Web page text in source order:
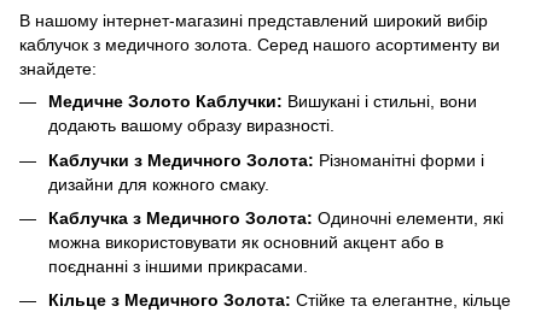
В нашому інтернет-магазині представлений широкий вибір
каблучок з медичного золота. Серед нашого асортименту ви
знайдете:
Медичне Золото Каблучки: Вишукані і стильні, вони
додають вашому образу виразності.
Каблучки з Медичного Золота: Різноманітні форми і
дизайни для кожного смаку.
Каблучка з Медичного Золота: Одиночні елементи, які
можна використовувати як основний акцент або в
поєднанні з іншими прикрасами.
Кільце з Медичного Золота: Стійке та елегантне, кільце